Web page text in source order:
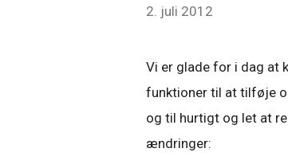
2. juli 2012
Vi er glade for i dag at
funktioner til at tilføje
og til hurtigt og let at
ændringer: